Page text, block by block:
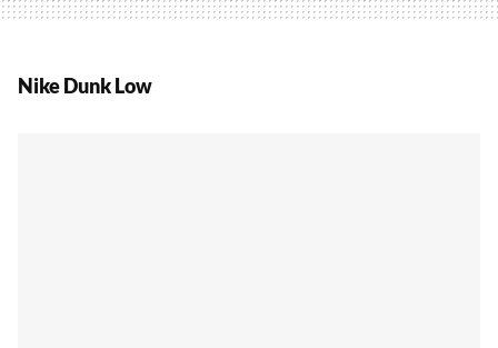
Nike Dunk Low